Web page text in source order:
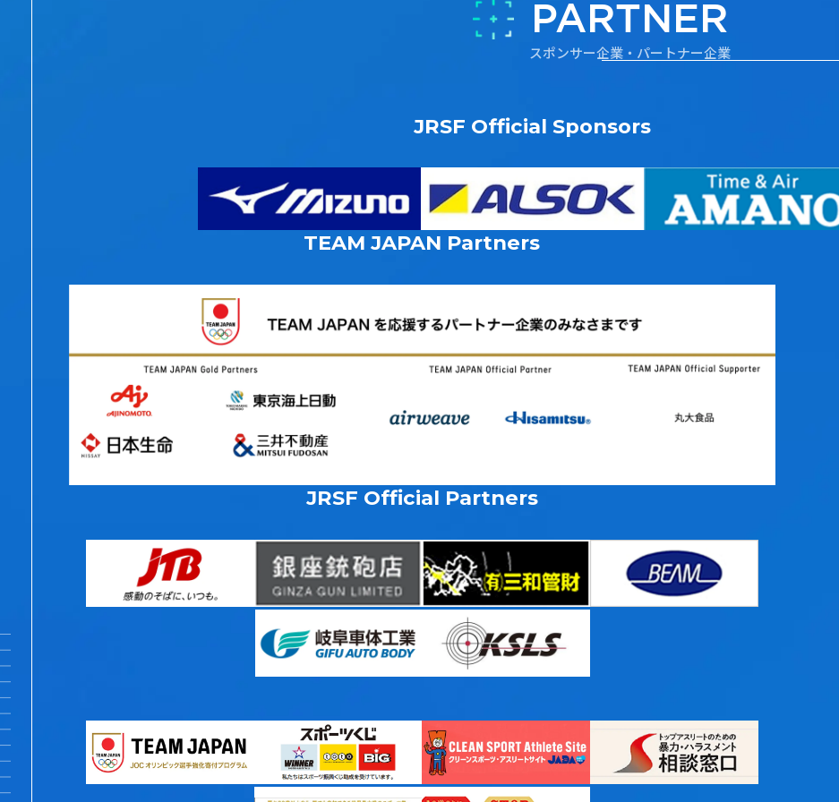
スポンサー企業・パートナー企業
PARTNER
JRSF Official Sponsors
TEAM JAPAN Partners
JRSF Official Partners